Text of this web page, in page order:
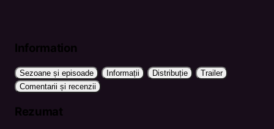
Information
Sezoane și episoade Informații Distribuție
Trailer
Comentarii și recenzii
Rezumat